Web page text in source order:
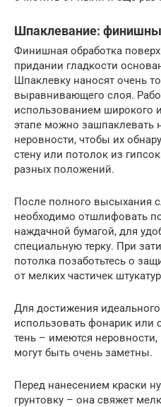
Шпаклевание:
Финишная обработка
придании гладкости
Шпаклевку наносят очень
выравнивающего слоя.
использованием широкого
этапе можно зашпаклевать
неровности, чтобы их
стену или потолок из
разных положений.
После полного высыхания
необходимо отшлифовать
наждачной бумагой, для
специальную терку. При
потолка позаботьтесь о
от мелких частичек
Для достижения
использовать фонарик или
тень – имеются
могут быть очень заметны.
Перед нанесением краски
грунтовку – она свяжет